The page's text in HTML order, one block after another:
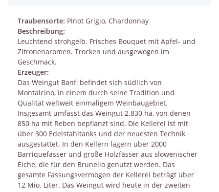
Traubensorte: Pinot Grigio, Chardonnay
Beschreibung:
Leuchtend strohgelb. Frisches Bouquet mit Apfel- und
Zitronenaromen. Trocken und ausgewogen im
Geschmack.
Erzeuger:
Das Weingut Banfi befindet sich südlich von
Montalcino, in einem durch seine Tradition und
Qualität weltweit einmaligem Weinbaugebiet.
Insgesamt umfasst das Weingut 2.830 ha, von denen
850 ha mit Reben bepflanzt sind. Die Kellerei ist mit
über 300 Edelstahltanks und der neuesten Technik
ausgestattet. In den Kellern lagern über 2000
Barriquefässer und große Holzfässer aus slowenischer
Eiche, die für den Brunello genutzt werden. Das
gesamte Fassungsvermögen der Kellerei beträgt über
12 Mio. Liter. Das Weingut wird heute in der zweiten